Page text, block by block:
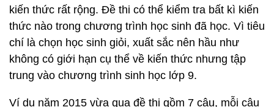
kiến thức rất rộng. Đề thi có thể kiểm tra bất kì kiến
thức nào trong chương trình học sinh đã học. Vì tiêu
chí là chọn học sinh giỏi, xuất sắc nên hầu như
không có giới hạn cụ thể về kiến thức nhưng tập
trung vào chương trình sinh học lớp 9.
Ví dụ năm 2015 vừa qua đề thi gồm 7 câu, mỗi câu